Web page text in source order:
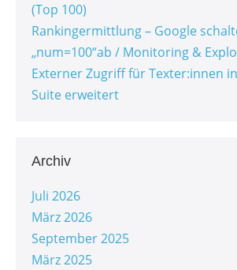
(Top 100)
Rankingermittlung – Google
„num=100“ab / Monitoring &
Externer Zugriff für Texter:innen
Suite erweitert
Archiv
Juli 2026
März 2026
September 2025
März 2025